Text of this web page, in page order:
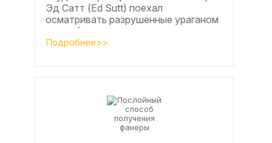
Эд Сатт (Ed Sutt) поехал
осматривать разрушенные ураганом
дома. Он удивился, что ударов
стихии в большинстве случаев не...
Подробнее>>